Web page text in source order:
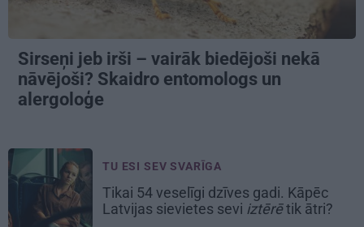
Sirseņi jeb irši – vairāk biedējoši nekā
nāvējoši? Skaidro entomologs un
alergoloģe
TU ESI SEV SVARĪGA
Tikai 54 veselīgi dzīves gadi. Kāpēc
Latvijas sievietes sevi iztērētik ātri?